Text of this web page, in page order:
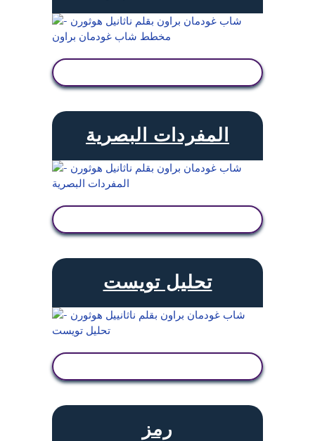
المفردات البصرية
تحليل تويست
رمز